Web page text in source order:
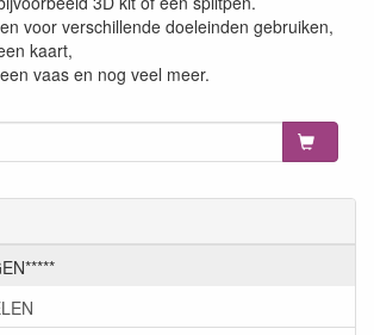
voor verschillende doeleinden gebruiken,
kaart,
vaas en nog veel meer.